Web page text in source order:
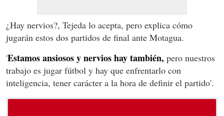
¿Hay nervios?, Tejeda lo acepta, pero explica cómo
jugarán estos dos partidos de final ante Motagua.
'Estamos ansiosos y nervios hay también, pero nuestros
trabajo es jugar fútbol y hay que enfrentarlo con
inteligencia, tener carácter a la hora de definir el partido'.